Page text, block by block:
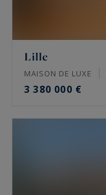
Lille
MAISON DE LUXE
3 380 000 €